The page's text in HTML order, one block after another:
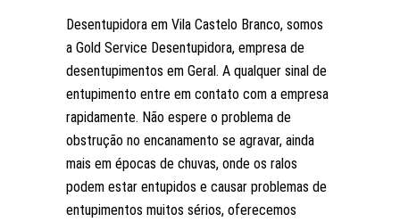
Desentupidora em Vila Castelo Branco, somos
a Gold Service Desentupidora, empresa de
desentupimentos em Geral. A qualquer sinal de
entupimento entre em contato com a empresa
rapidamente. Não espere o problema de
obstrução no encanamento se agravar, ainda
mais em épocas de chuvas, onde os ralos
podem estar entupidos e causar problemas de
entupimentos muitos sérios, oferecemos